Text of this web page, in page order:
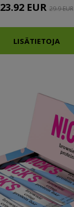
23.92 EUR29.9 EUR
LISÄTIETOJA